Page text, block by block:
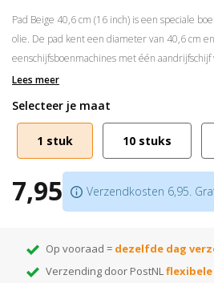
Pad Beige 40,6 cm (16 inch) is een speciale
olie. De pad kent een diameter van 40,6 cm
eenschijfsboenmachines met één aandrijfschijf
De dikte is 2cm
Voor het inpoetsen van olie
Past op een aandrijfschijf van +/- 40 cm
Lees meer
Selecteer je maat
1 stuk 10 stuks
7,95 Verzendkosten 6,95.
Op vooraad = dezelfde dag
Verzending door PostNL